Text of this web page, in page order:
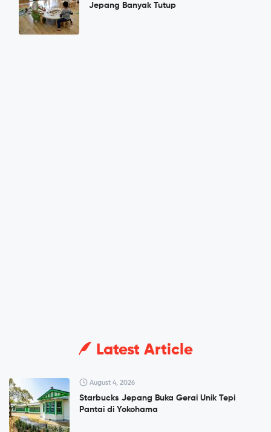
Jepang Banyak Tutup
Latest Article
August 4, 2026
Starbucks Jepang Buka Gerai Unik Tepi
Pantai di Yokohama